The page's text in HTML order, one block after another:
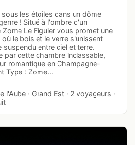
les étoiles dans un dôme
! Situé à l'ombre d'un
Zome Le Figuier vous promet une
le bois et le verre s'unissent
suspendu entre ciel et terre.
par cette chambre inclassable,
romantique en Champagne-
Type : Zome…
l'Aube · Grand Est · 2 voyageurs ·